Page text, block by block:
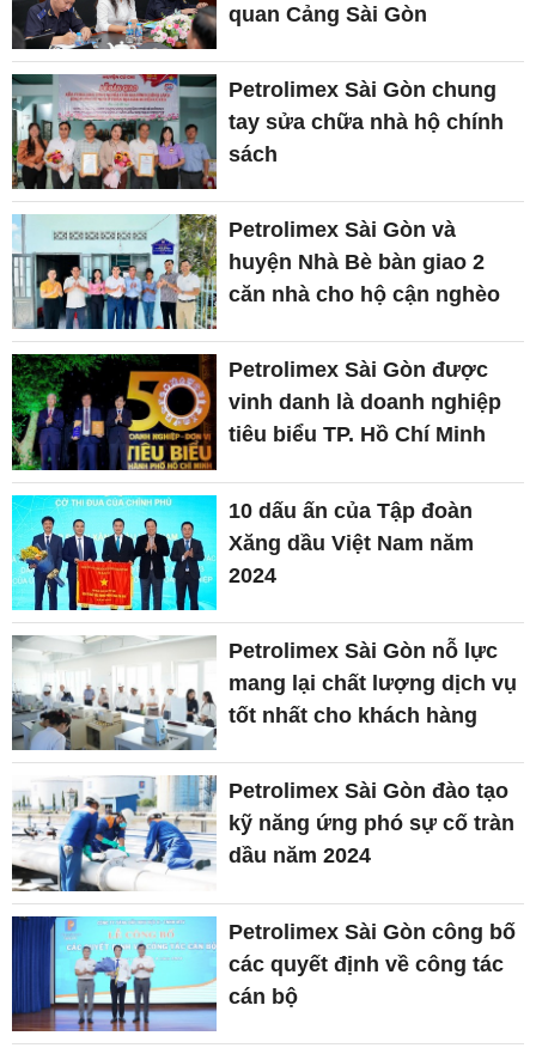
quan Cảng Sài Gòn
Petrolimex Sài Gòn chung
tay sửa chữa nhà hộ chính
sách
Petrolimex Sài Gòn và
huyện Nhà Bè bàn giao 2
căn nhà cho hộ cận nghèo
Petrolimex Sài Gòn được
vinh danh là doanh nghiệp
tiêu biểu TP. Hồ Chí Minh
10 dấu ấn của Tập đoàn
Xăng dầu Việt Nam năm
2024
Petrolimex Sài Gòn nỗ lực
mang lại chất lượng dịch vụ
tốt nhất cho khách hàng
Petrolimex Sài Gòn đào tạo
kỹ năng ứng phó sự cố tràn
dầu năm 2024
Petrolimex Sài Gòn công bố
các quyết định về công tác
cán bộ